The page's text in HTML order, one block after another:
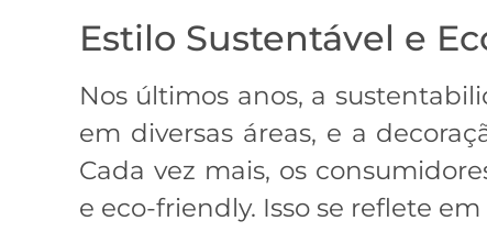
Estilo Sustentável e
Nos últimos anos, a
em diversas áreas, e a
Cada vez mais, os
e eco-friendly. Isso se reflete